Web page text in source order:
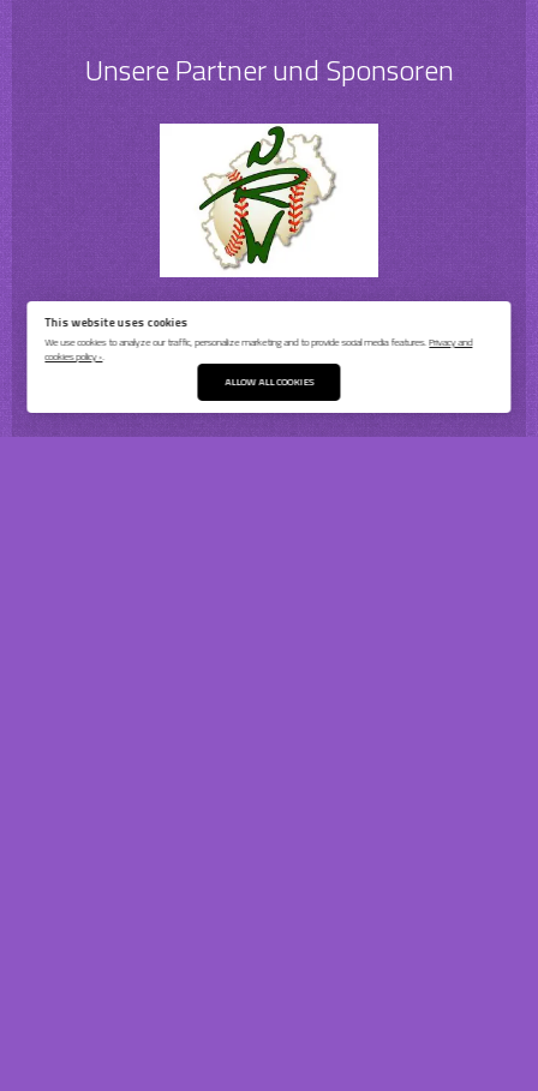
Unsere Partner und Sponsoren
This website uses cookies
We use cookies to analyze our traffic, personalize marketing and to provide social media features.Privacy and
cookies policy ›.
ALLOW ALL COOKIES